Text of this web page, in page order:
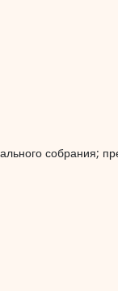
собрания;